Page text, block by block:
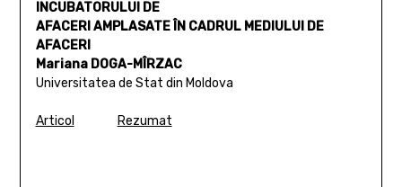
INCUBATORULUI DE
AFACERI AMPLASATE ÎN CADRUL MEDIULUI DE
AFACERI
Mariana DOGA-MÎRZAC
Universitatea de Stat din Moldova
Articol Rezumat